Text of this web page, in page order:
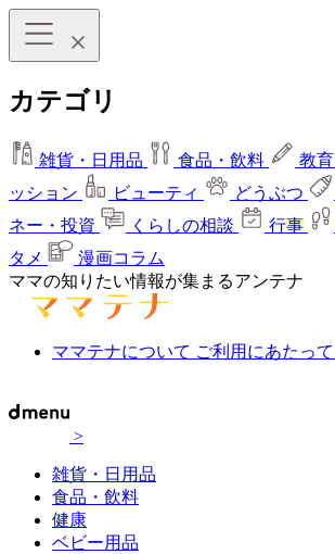
カテゴリ
雑貨・日用品 食品・飲料 教育
ッション
ビューティ どうぶつ
ネー・投資
くらしの相談 行事
タメ
漫画コラム
ママの知りたい情報が集まるアンテナ
ママテナについて ご利用にあたって
>
雑貨・日用品
食品・飲料
健康
ベビー用品